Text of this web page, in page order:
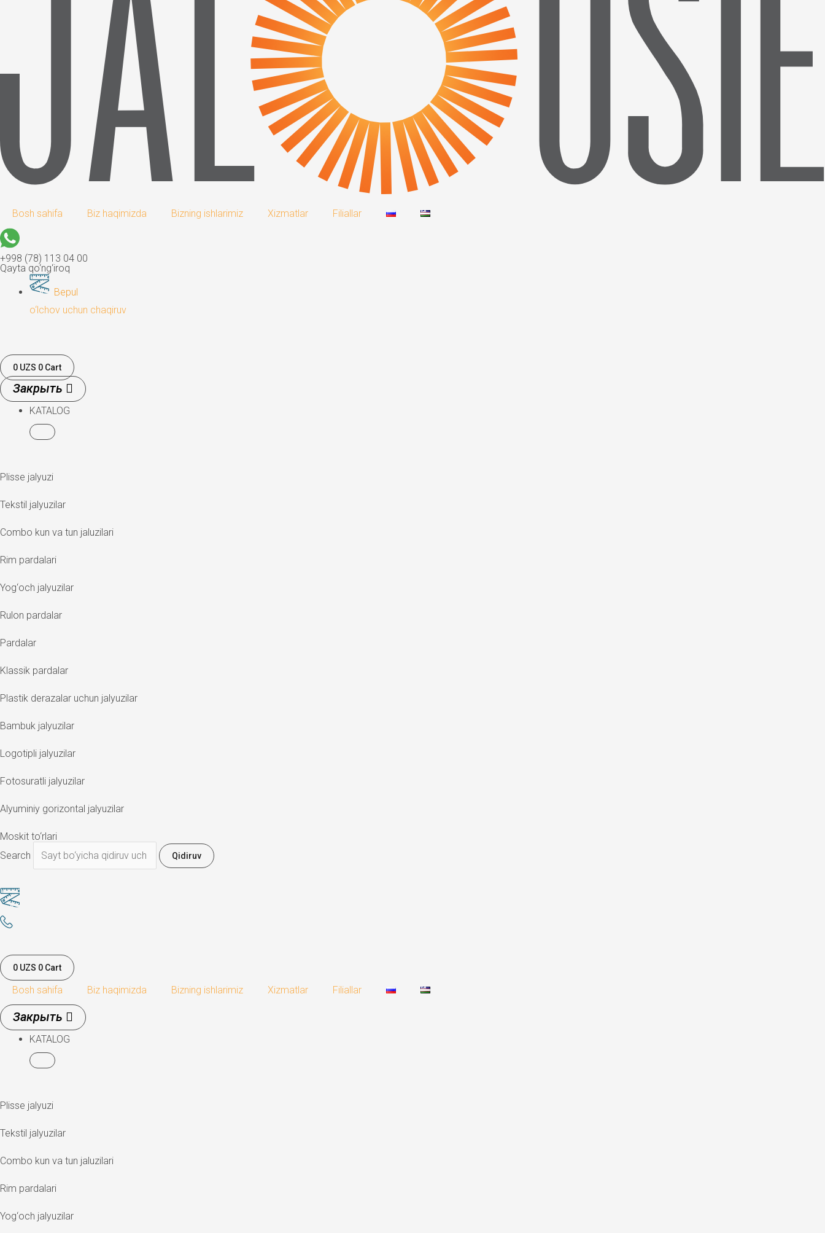
Bosh sahifa Biz haqimizda Bizning ishlarimiz Xizmatlar Filiallar
+998 (78) 113 04 00
Qayta qo‘ng‘iroq
Bepul
o‘lchov uchun chaqiruv
0 UZS 0 Cart
KATALOG
Plisse jalyuzi
Tekstil jalyuzilar
Combo kun va tun jaluzilari
Rim pardalari
Yog‘och jalyuzilar
Rulon pardalar
Pardalar
Klassik pardalar
Plastik derazalar uchun jalyuzilar
Bambuk jalyuzilar
Logotipli jalyuzilar
Fotosuratli jalyuzilar
Alyuminiy gorizontal jalyuzilar
Moskit to‘rlari
Search
Qidiruv
0 UZS 0 Cart
Bosh sahifa Biz haqimizda Bizning ishlarimiz Xizmatlar Filiallar
KATALOG
Plisse jalyuzi
Tekstil jalyuzilar
Combo kun va tun jaluzilari
Rim pardalari
Yog‘och jalyuzilar